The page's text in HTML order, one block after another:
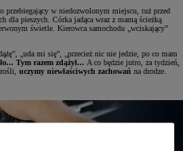
przebiegający w niedozwolonym miejscu, tuż przed
dla pieszych. Córka jadąca wraz z mamą ścieżką
świetle. Kierowca samochodu „wciskający”
„uda mi się”, „przecież nic nie jedzie, po co mam
Tym razem zdążył... A co będzie jutro, za tydzień,
uczymy niewłaściwych zachowań na drodze.